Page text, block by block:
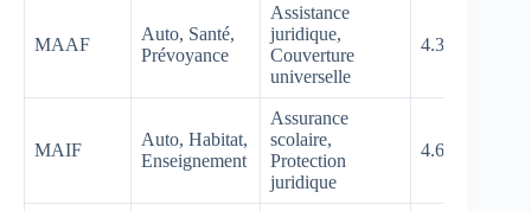
MAAF
Auto, Santé,
Prévoyance
Assistance
juridique,
Couverture
universelle
4.3/5
MAIF
Auto, Habitat,
Enseignement
Assurance
scolaire,
Protection
juridique
4.6/5